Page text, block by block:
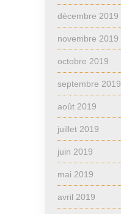
décembre 2019
novembre 2019
octobre 2019
septembre 2019
août 2019
juillet 2019
juin 2019
mai 2019
avril 2019